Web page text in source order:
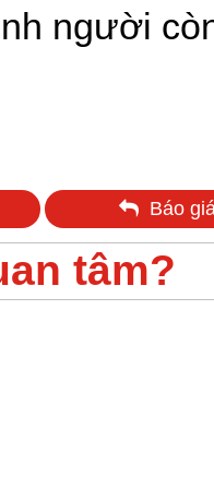
người
Báo
tâm?